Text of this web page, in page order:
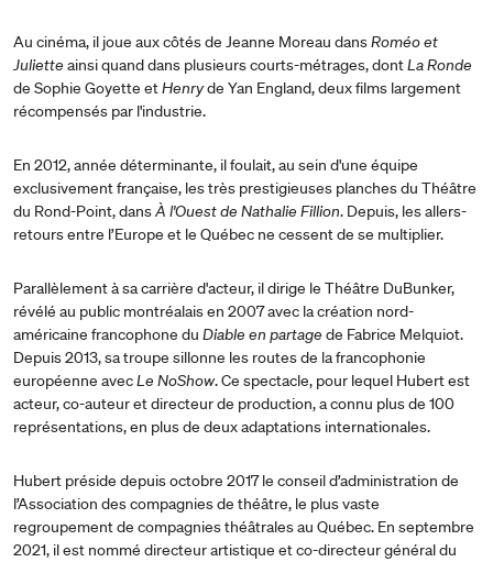
Au cinéma, il joue aux côtés de Jeanne Moreau dansRoméo et
Juliette ainsi quand dans plusieurs courts-métrages, dontLa Ronde
de Sophie Goyette etHenryde Yan England, deux films largement
récompensés par l'industrie.
En 2012, année déterminante, il foulait, au sein d'une équipe
exclusivement française, les très prestigieuses planches du Théâtre
du Rond-Point, dansÀ l'Ouest de Nathalie Fillion. Depuis, les allers-
retours entre l’Europe et le Québec ne cessent de se multiplier.
Parallèlement à sa carrière d'acteur, il dirige le Théâtre DuBunker,
révélé au public montréalais en 2007 avec la création nord-
américaine francophone du Diable en partage de Fabrice Melquiot.
Depuis 2013, sa troupe sillonne les routes de la francophonie
européenne avecLe NoShow. Ce spectacle, pour lequel Hubert est
acteur, co-auteur et directeur de production, a connu plus de 100
représentations, en plus de deux adaptations internationales.
Hubert préside depuis octobre 2017 le conseil d’administration de
l’Association des compagnies de théâtre, le plus vaste
regroupement de compagnies théâtrales au Québec. En septembre
2021, il est nommé directeur artistique et co-directeur général du